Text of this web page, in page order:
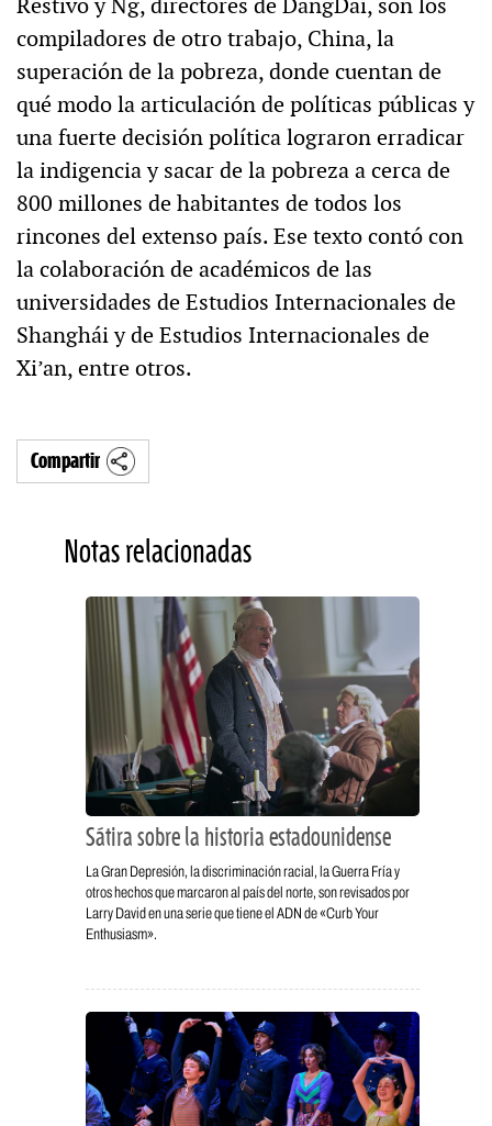
compiladores de otro trabajo, China, la
superación de la pobreza, donde cuentan de
qué modo la articulación de políticas públicas y
una fuerte decisión política lograron erradicar
la indigencia y sacar de la pobreza a cerca de
800 millones de habitantes de todos los
rincones del extenso país. Ese texto contó con
la colaboración de académicos de las
universidades de Estudios Internacionales de
Shanghái y de Estudios Internacionales de
Xi’an, entre otros.
Compartir
Notas relacionadas
Sátira sobre la historia estadounidense
La Gran Depresión, la discriminación racial, la Guerra Fría y
otros hechos que marcaron al país del norte, son revisados por
Larry David en una serie que tiene el ADN de «Curb Your
Enthusiasm».